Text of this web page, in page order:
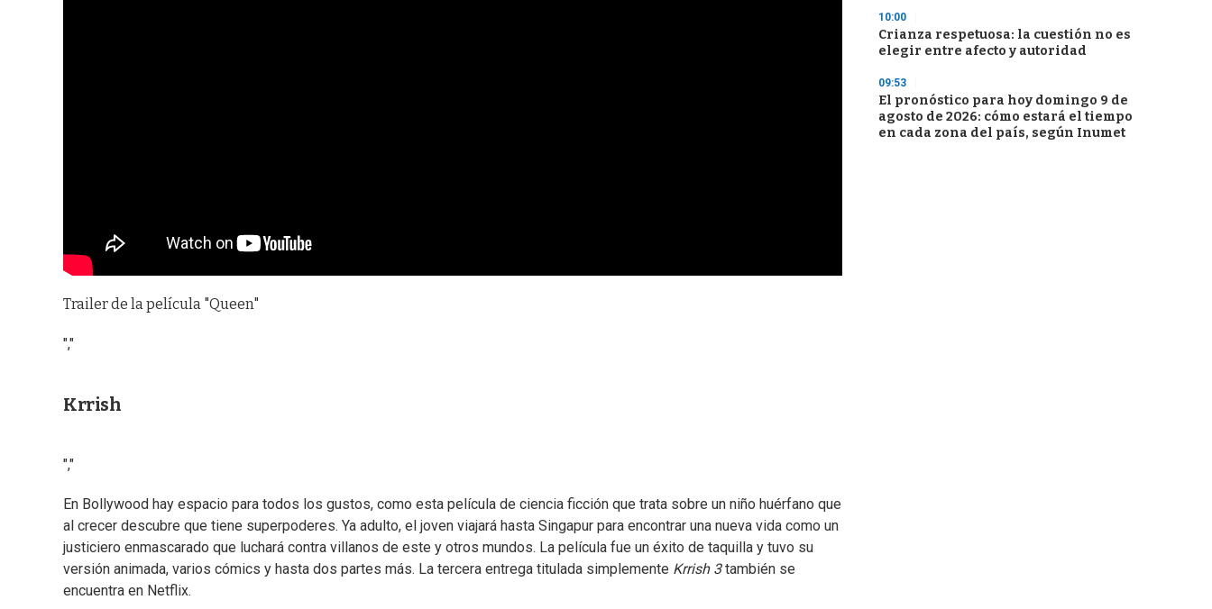
Trailer de la película "Queen"
","
Krrish
","
En Bollywood hay espacio para todos los gustos, como esta película de ciencia ficción que trata sobre un niño huérfano que
al crecer descubre que tiene superpoderes. Ya adulto, el joven viajará hasta Singapur para encontrar una nueva vida como un
justiciero enmascarado que luchará contra villanos de este y otros mundos. La película fue un éxito de taquilla y tuvo su
versión animada, varios cómics y hasta dos partes más. La tercera entrega titulada simplemente Krrish 3también se
encuentra en Netflix.
10:00
Crianza respetuosa: la cuestión no es
elegir entre afecto y autoridad
09:53
El pronóstico para hoy domingo 9 de
agosto de 2026: cómo estará el tiempo
en cada zona del país, según Inumet